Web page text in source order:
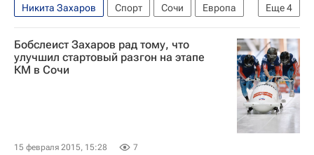
Еще4
Никита Захаров Спорт Сочи
Европа
Краснодарский край
Весь мир
Южный ФО
Россия
Бобслеист Захаров рад тому, что
улучшил стартовый разгон на этапе
КМ в Сочи
15 февраля 2015, 15:28 7